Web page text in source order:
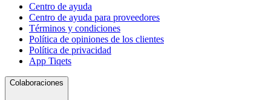
Centro de ayuda
Centro de ayuda para proveedores
Términos y condiciones
Política de opiniones de los clientes
Política de privacidad
App Tiqets
Colaboraciones